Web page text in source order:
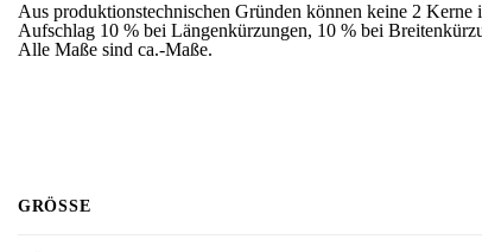
Aus produktionstechnischen Gründen können keine 2
Aufschlag 10 % bei Längenkürzungen, 10 % bei
Alle Maße sind ca.-Maße.
GRÖSSE